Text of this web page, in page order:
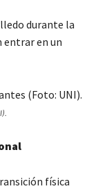
durante la
entrar en un
física